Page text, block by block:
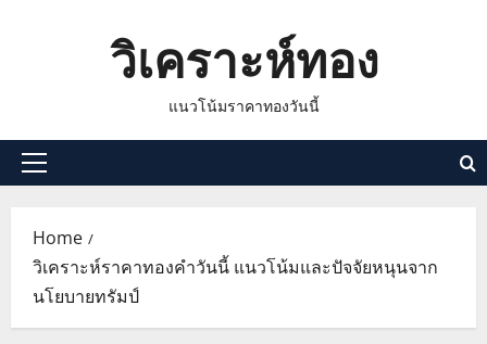
วิเคราะห์ทอง
แนวโน้มราคาทองวันนี้
Primary
Home
วิเคราะห์ราคาทองคำวันนี้ แนวโน้มและปัจจัยหนุนจาก
นโยบายทรัมป์